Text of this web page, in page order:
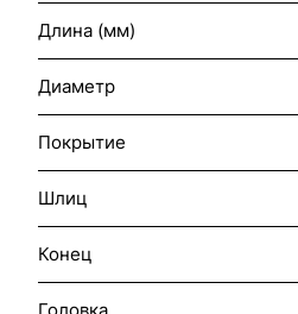
Длина (мм)
Диаметр
Покрытие
Шлиц
Конец
Головка